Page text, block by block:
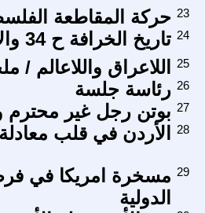
حركة المقاطعة 23
تاريخ الخرافة ح 34 والاخير 24
اللاعراق واللاعالم /
25
رئاسة جلسة 26
بوتن رجل غير محترم 27
الأردن في قلب 28
مسخرة امريكا في
الدولية
29